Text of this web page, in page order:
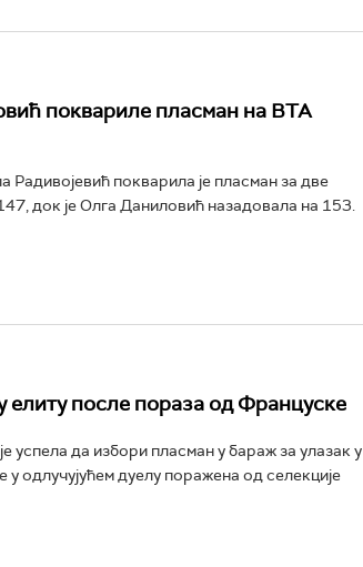
поквариле пласман на ВТА
покварила је пласман за две
147, док је Олга Даниловић назадовала на 153.
елиту после пораза од Француске
успела да избори пласман у бараж за улазак у
одлучујућем дуелу поражена од селекције